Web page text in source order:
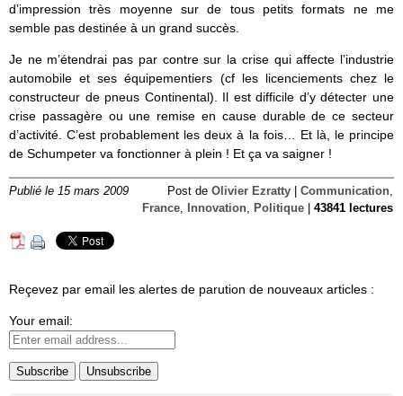
d’impression très moyenne sur de tous petits formats ne me
semble pas destinée à un grand succès.
Je ne m’étendrai pas par contre sur la crise qui affecte l’industrie
automobile et ses équipementiers (cf les licenciements chez le
constructeur de pneus Continental). Il est difficile d’y détecter une
crise passagère ou une remise en cause durable de ce secteur
d’activité. C’est probablement les deux à la fois… Et là, le principe
de Schumpeter va fonctionner à plein ! Et ça va saigner !
Publié le 15 mars 2009 Post de Olivier Ezratty Communication,
France, Innovation, Politique 43841 lectures
Reçevez par email les alertes de parution de nouveaux articles :
Your email: